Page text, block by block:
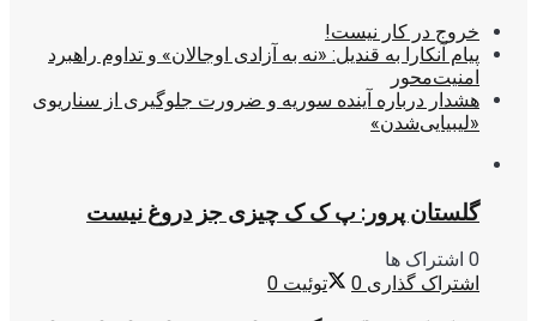
خروج در کار نیست!
پیام آنکارا به قندیل: «نه به آزادی اوجالان» و تداوم راهبرد
امنیت‌محور
هشدار درباره آینده سوریه و ضرورت جلوگیری از سناریوی
«لیبیایی‌شدن»
گلستان پرور: پ ک ک چیزی جز دروغ نیست
0 اشتراک ها
اشتراک گذاری 0 توئیت 0